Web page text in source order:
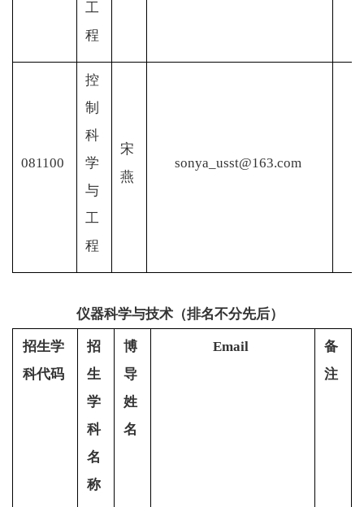
工
程
081100
控
制
科
学
与
工
程
宋
燕
sonya_usst@163.com
仪器科学与技术（排名不分先后）
招生学
科代码
招
生
学
科
名
称
博
导
姓
名
Email
备
注